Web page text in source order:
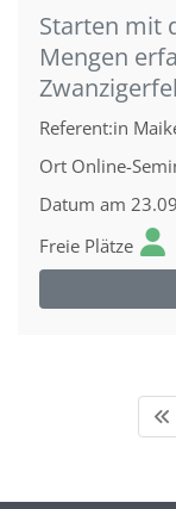
Starten mit
Mengen
Referent:in
Ort Online-
Datum am
Freie Plätze